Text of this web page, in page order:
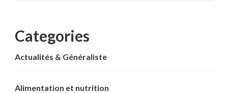
Categories
Actualités & Généraliste
Alimentation et nutrition